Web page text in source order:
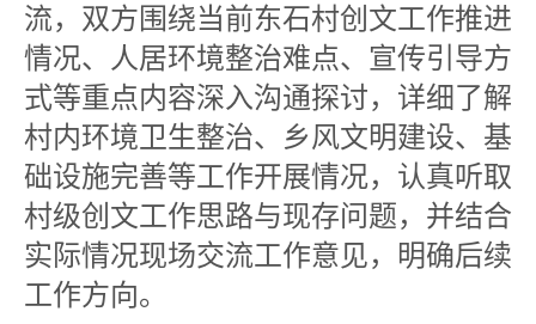
流，双方围绕当前东石村创文工作推进
情况、人居环境整治难点、宣传引导方
式等重点内容深入沟通探讨，详细了解
村内环境卫生整治、乡风文明建设、基
础设施完善等工作开展情况，认真听取
村级创文工作思路与现存问题，并结合
实际情况现场交流工作意见，明确后续
工作方向。